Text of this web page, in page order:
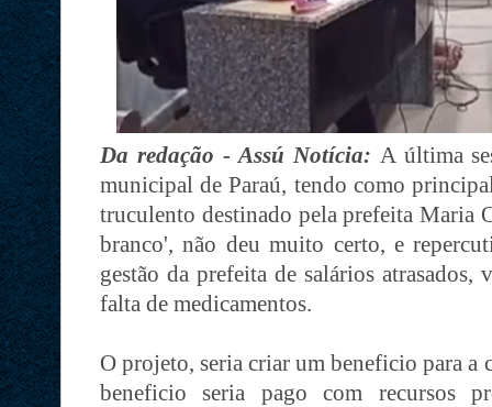
Da redação - Assú Notícia: A última
municipal de Paraú, tendo como
truculento destinado pela prefeita Maria
branco', não deu muito certo, e
gestão da prefeita de salários atrasados,
falta de medicamentos.
O projeto, seria criar um beneficio para a
beneficio seria pago com recursos